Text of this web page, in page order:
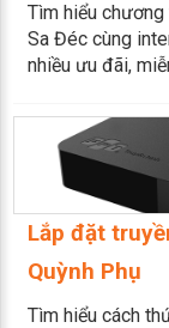
Tìm hiểu
Sa Đéc cùng
nhiều ưu đãi,
Lắp đặt
Quỳnh Phụ
Tìm hiểu cách